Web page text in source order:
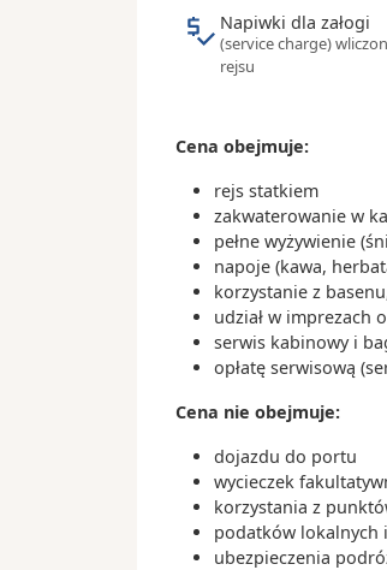
Napiwki dla załogi
(service charge)
rejsu
Cena obejmuje:
rejs statkiem
zakwaterowanie w
pełne wyżywienie
napoje (kawa,
korzystanie z
udział w imprezach
serwis kabinowy i
opłatę serwisową
Cena nie obejmuje:
dojazdu do portu
wycieczek
korzystania z
podatków lokalnych
ubezpieczenia